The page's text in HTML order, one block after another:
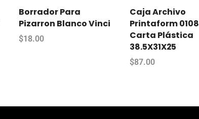
Borrador Para
Pizarron Blanco Vinci
$18.00
Caja Archivo
Printaform 0108
Carta Plástica
38.5X31X25
$87.00